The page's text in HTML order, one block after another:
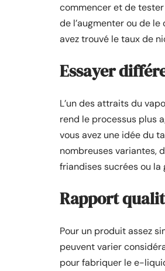
commencer et de tester
de l’augmenter ou de
avez trouvé le taux de
Essayer
L’un des attraits du
rend le processus plus
vous avez une idée du
nombreuses variantes,
friandises sucrées ou la
Rapport
Pour un produit assez
peuvent varier
pour fabriquer le e-